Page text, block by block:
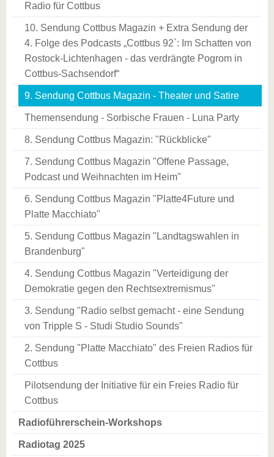
Radio für Cottbus
10. Sendung Cottbus Magazin + Extra Sendung der
4. Folge des Podcasts „Cottbus 92`: Im Schatten von
Rostock-Lichtenhagen - das verdrängte Pogrom in
Cottbus-Sachsendorf“
9. Sendung Cottbus Magazin - Theater und Satire
Themensendung - Sorbische Frauen - Luna Party
8. Sendung Cottbus Magazin: "Rückblicke"
7. Sendung Cottbus Magazin "Offene Passage,
Podcast und Weihnachten im Heim"
6. Sendung Cottbus Magazin "Platte4Future und
Platte Macchiato"
5. Sendung Cottbus Magazin "Landtagswahlen in
Brandenburg"
4. Sendung Cottbus Magazin "Verteidigung der
Demokratie gegen den Rechtsextremismus"
3. Sendung "Radio selbst gemacht - eine Sendung
von Tripple S - Studi Studio Sounds"
2. Sendung "Platte Macchiato" des Freien Radios für
Cottbus
Pilotsendung der Initiative für ein Freies Radio für
Cottbus
Radioführerschein-Workshops
Radiotag 2025